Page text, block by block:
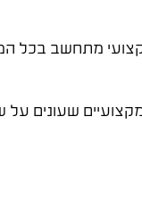
מתחשב בכל
שעונים